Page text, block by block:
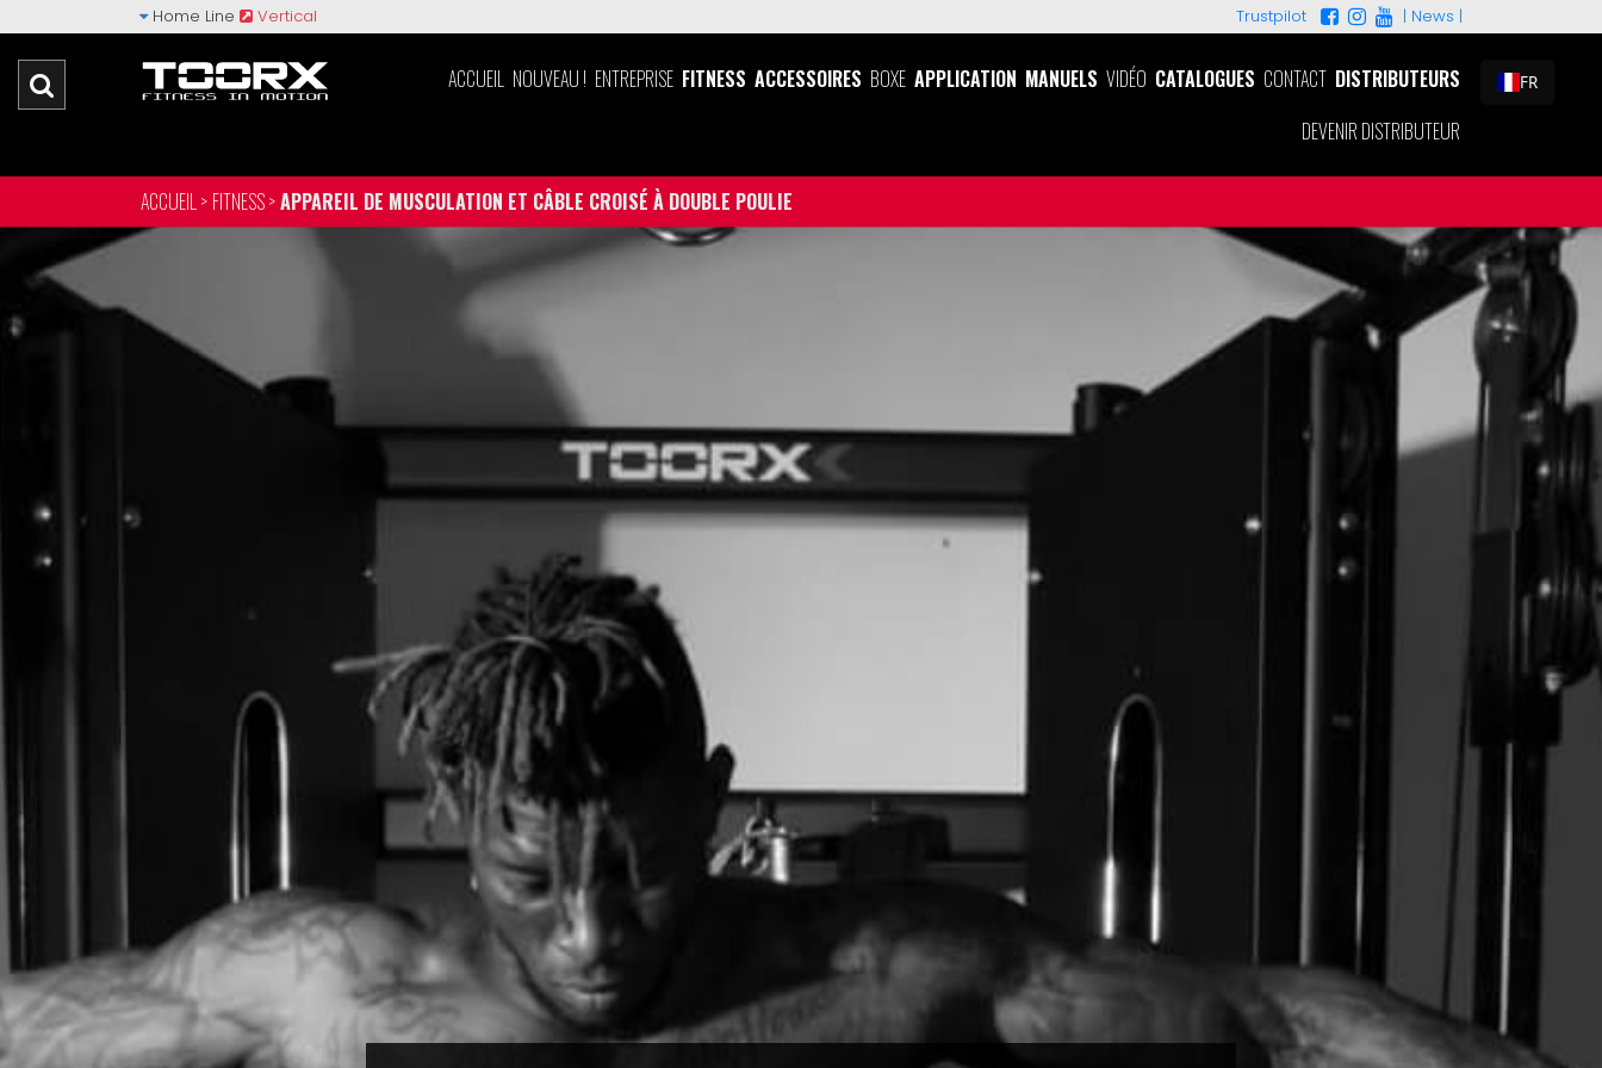
FR
Home Line Vertical Trustpilot | News |
ACCUEIL NOUVEAU ! ENTREPRISE FITNESS ACCESSOIRES BOXE APPLICATION MANUELS VIDÉO CATALOGUES CONTACT DISTRIBUTEURS
DEVENIR DISTRIBUTEUR
ACCUEIL > FITNESS >APPAREIL DE MUSCULATION ET CÂBLE CROISÉ À DOUBLE POULIE